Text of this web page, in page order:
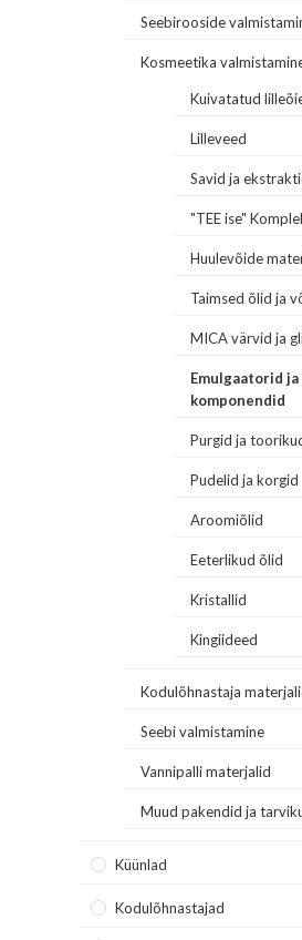
Seebirooside
Kosmeetika
Kuivatatud
Lilleveed
Savid ja
"TEE ise"
Huulevõide
Taimsed õlid ja
MICA värvid ja
Emulgaatorid ja
komponendid
Purgid ja
Pudelid ja korgid
Aroomiõlid
Eeterlikud õlid
Kristallid
Kingiideed
Kodulõhnastaja
Seebi valmistamine
Vannipalli materjalid
Muud pakendid ja
Küünlad
Kodulõhnastajad